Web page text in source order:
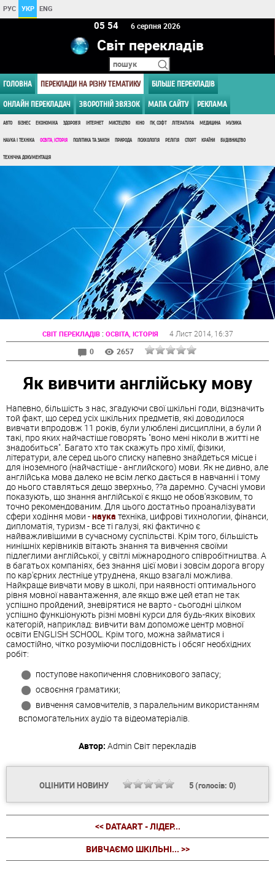
РУС УКР ENG
05 54 6 серпня 2026
Світ перекладів
ГОЛОВНА ПЕРЕКЛАДИ НА РІЗНУ ТЕМАТИКУ БІЛЬШЕ ПЕРЕКЛАДІВ
ОНЛАЙН ПЕРЕКЛАДАЧ ЗВОРОТНІЙ ЗВЯЗОК МАПА САЙТУ РЕКЛАМА
АВТО БІЗНЕС ЕКОНОМІКА ЗДОРОВ'Я ІНТЕРНЕТ МИСТЕЦТВО КІНО ПК, СОФТ ЛІТЕРАТУРА МЕДИЦИНА МУЗИКА
НАУКА І ТЕХНІКА ОСВІТА, ІСТОРІЯ ПОЛІТИКА ТА ЗАКОН ПРИРОДА ПСИХОЛОГІЯ РЕЛІГІЯ СПОРТ КРАЇНИ БУДІВНИЦТВО
ТЕХНІЧНА ДОКУМЕНТАЦІЯ
СВІТ ПЕРЕКЛАДІВ: ОСВІТА, ІСТОРІЯ 4 Лист 2014, 16:37
0
2657
Як вивчити англійську мову
Напевно, більшість з нас, згадуючи свої шкільні годи, відзначить
той факт, що серед усіх шкільних предметів, які доводилося
вивчати впродовж 11 років, були улюблені дисципліни, а були й
такі, про яких найчастіше говорять "воно мені ніколи в житті не
знадобиться". Багато хто так скажуть про хімії, фізики,
літератури, але серед цього списку напевно знайдеться місце і
для іноземного (найчастіше - английского) мови. Як не дивно, але
англійська мова далеко не всім легко дається в навчанні і тому
до нього ставляться дещо зверхньо, ??а даремно. Сучасні умови
показують, що знання англійської є якщо не обов'язковим, то
точно рекомендованим. Для цього достатньо проаналізувати
сфери ходіння мови -наука техніка, цифрові тихнологии, фінанси,
дипломатія, туризм - все ті галузі, які фактично є
найважливішими в сучасному суспільстві. Крім того, більшість
нинішніх керівників вітають знання та вивчення своїми
підлеглими англійської, у світлі міжнародного співробітництва. А
в багатьох компаніях, без знання цієї мови і зовсім дорога вгору
по кар'єрних лестніце утруднена, якщо взагалі можлива.
Найкраще вивчати мову в школі, при наявності оптимального
рівня мовної навантаження, але якщо вже цей етап не так
успішно пройдений, зневірятися не варто - сьогодні цілком
успішно функціонують різні мовні курси для будь-яких вікових
категорій, наприклад: вивчити вам допоможе центр мовної
освіти ENGLISH SCHOOL. Крім того, можна займатися і
самостійно, чітко розуміючи послідовність і обсяг необхідних
робіт:
поступове накопичення словникового запасу;
освоєння граматики;
вивчення самовчителів, з паралельним використанням
вспомогательних аудіо та відеоматеріалів.
Автор: Admin Світ перекладів
ОЦІНИТИ НОВИНУ 5(голосів: 0)
<< DATAART - ЛІДЕР...
ВИВЧАЄМО ШКІЛЬНІ... >>